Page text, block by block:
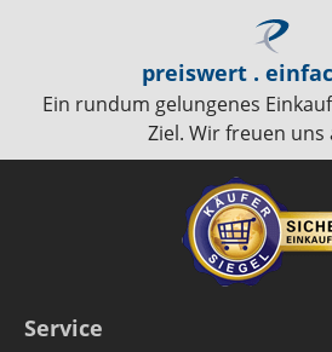
preiswert .
Ein rundum gelungenes
Ziel. Wir freuen uns
Service